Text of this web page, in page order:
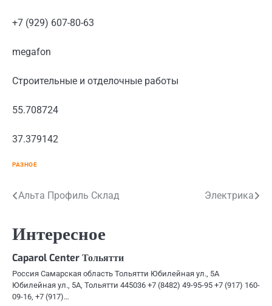
+7 (929) 607-80-63
megafon
Строительные и отделочные работы
55.708724
37.379142
РАЗНОЕ
Навигация
записям
Альта Профиль Склад Электрика
Интересное
Caparol Center Тольятти
Россия Самарская область Тольятти Юбилейная ул., 5А
Юбилейная ул., 5А, Тольятти 445036 +7 (8482) 49-95-95 +7 (917) 160-
09-16, +7 (917)…